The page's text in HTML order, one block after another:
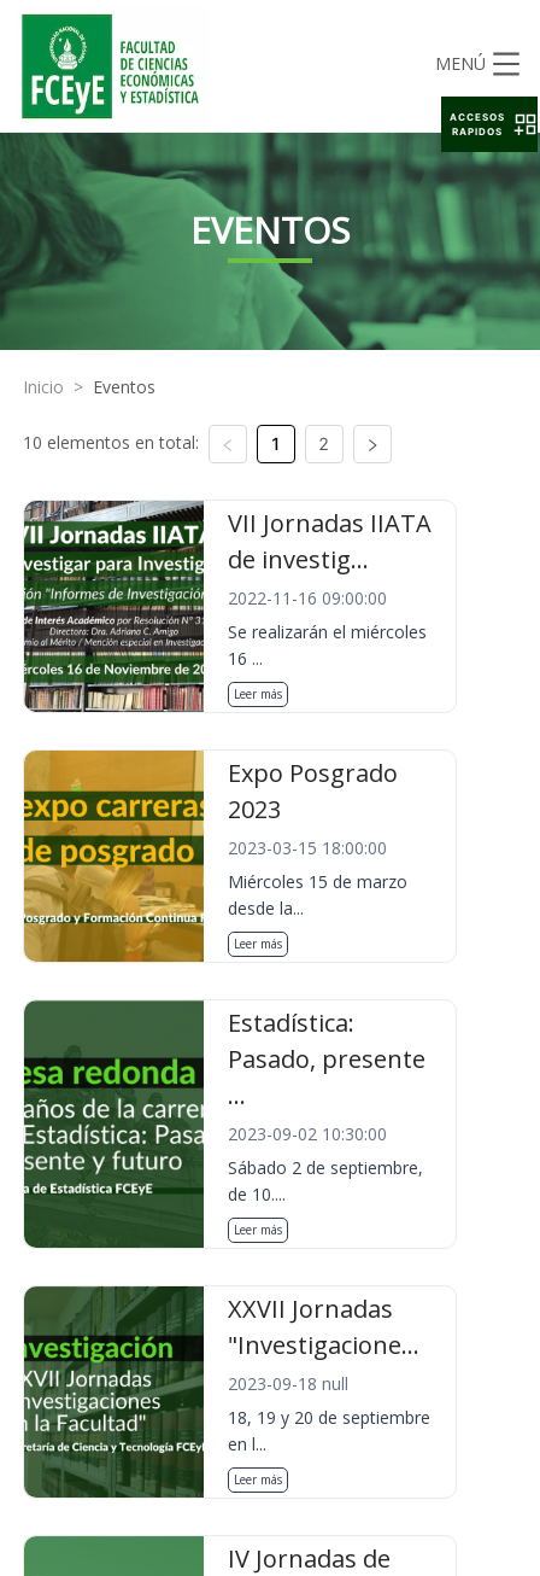
MENÚ
EVENTOS
Inicio > Eventos
10 elementos en total: 1 2
VII Jornadas IIATA
de investig...
2022-11-16 09:00:00
Se realizarán el miércoles
16 ...
Leer más
Expo Posgrado
2023
2023-03-15 18:00:00
Miércoles 15 de marzo
desde la...
Leer más
Estadística:
Pasado, presente
...
2023-09-02 10:30:00
Sábado 2 de septiembre,
de 10....
Leer más
XXVII Jornadas
"Investigacione...
2023-09-18 null
18, 19 y 20 de septiembre
en l...
Leer más
IV Jornadas de
ACCESOS
RAPIDOS